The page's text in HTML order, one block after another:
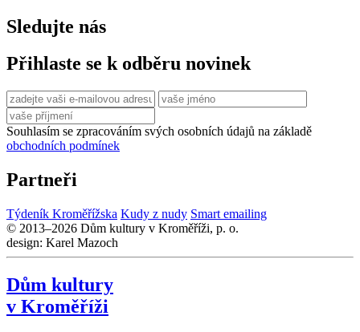
Sledujte nás
Přihlaste se k odběru novinek
Souhlasím se zpracováním svých osobních údajů na základě
obchodních podmínek
Partneři
Týdeník Kroměřížska Kudy z nudy Smart emailing
© 2013–2026 Dům kultury v Kroměříži, p. o.
design: Karel Mazoch
Dům kultury
v Kroměříži